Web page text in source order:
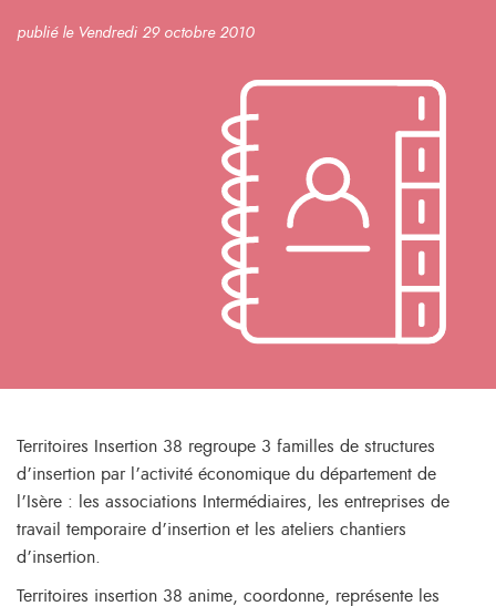
publié le Vendredi 29 octobre 2010
Territoires Insertion 38 regroupe 3 familles de structures
d’insertion par l’activité économique du département de
l’Isère : les associations Intermédiaires, les entreprises de
travail temporaire d’insertion et les ateliers chantiers
d’insertion.
Territoires insertion 38 anime, coordonne, représente les